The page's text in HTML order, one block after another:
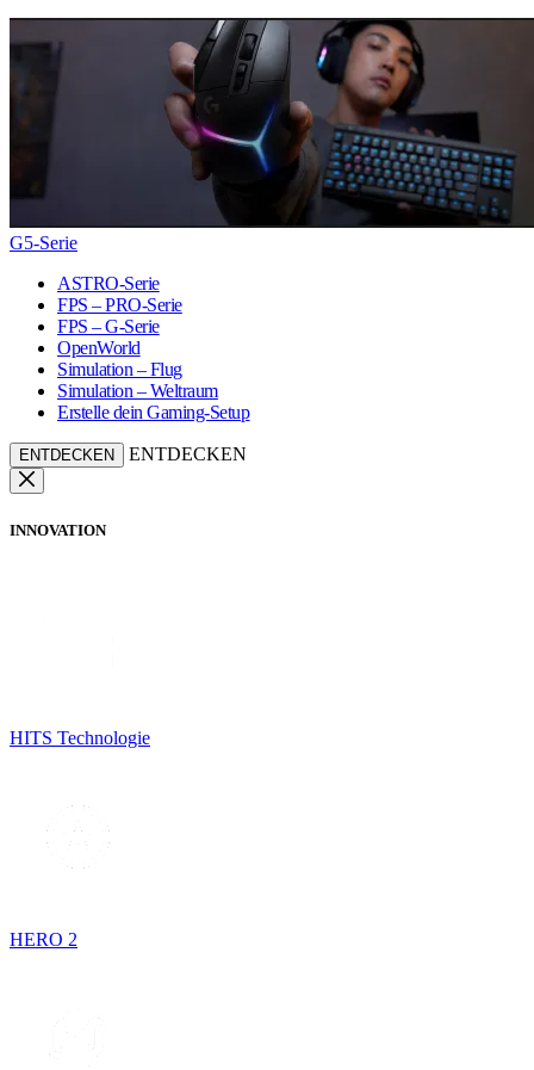
G5-Serie
ASTRO-Serie
FPS – PRO-Serie
FPS – G-Serie
OpenWorld
Simulation – Flug
Simulation – Weltraum
Erstelle dein Gaming-Setup
ENTDECKEN ENTDECKEN
INNOVATION
HITS Technologie
HERO 2